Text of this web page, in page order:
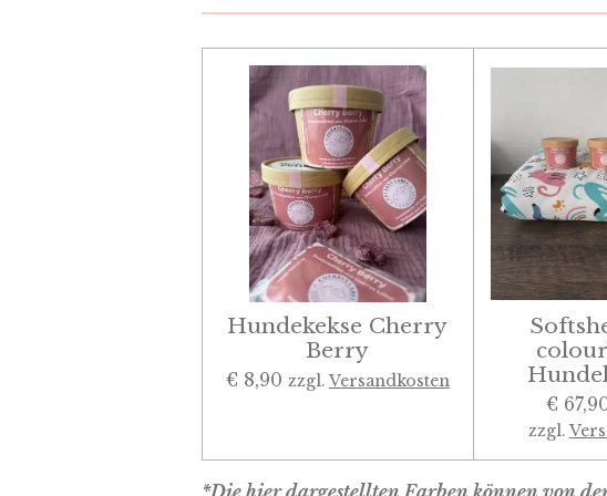
Hundekekse Cherry
Berry
€ 8,90 zzgl. Versandkosten
€
zzgl.
*Die hier dargestellten Farben können von